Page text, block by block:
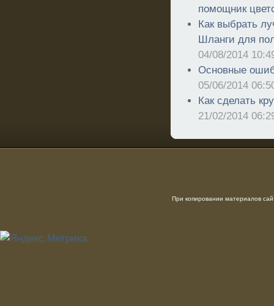
помощник
Как выбрать
Шланги для
04/08/2014
Основные
05/06/2014
Как сделать
21/02/2014
При копировании материалов